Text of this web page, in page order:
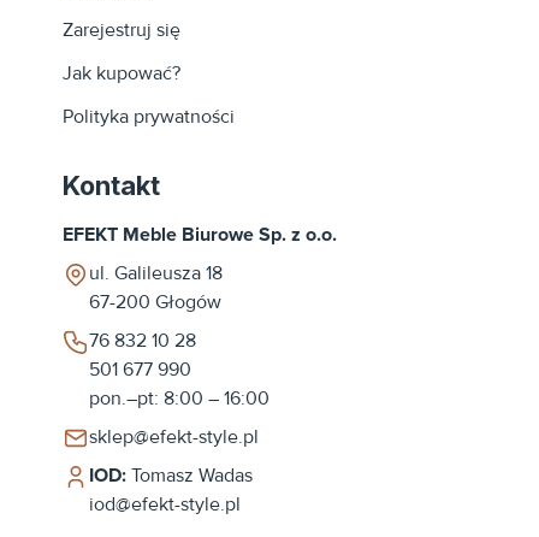
Zarejestruj się
Jak kupować?
Polityka prywatności
Kontakt
EFEKT Meble Biurowe Sp. z o.o.
ul. Galileusza 18
67-200 Głogów
76 832 10 28
501 677 990
pon.–pt: 8:00 – 16:00
sklep@efekt-style.pl
IOD: Tomasz Wadas
iod@efekt-style.pl